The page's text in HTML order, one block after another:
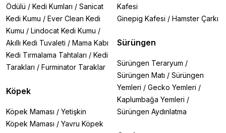
Ödülü / Kedi Kumları / Sanicat
Kedi Kumu / Ever Clean Kedi
Kumu / Lindocat Kedi Kumu /
Akıllı Kedi Tuvaleti / Mama Kabı
Kedi Tırmalama Tahtaları / Kedi
Tarakları / Furminator Taraklar
Köpek
Köpek Maması / Yetişkin
Köpek Maması / Yavru Köpek
Kafesi
Ginepig Kafesi / Hamster Çarkı
Sürüngen
Sürüngen Teraryum /
Sürüngen Matı / Sürüngen
Yemleri / Gecko Yemleri /
Kaplumbağa Yemleri /
Sürüngen Aydınlatma